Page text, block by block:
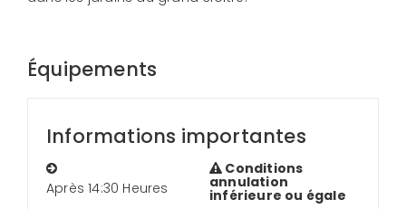
Équipements
Informations importantes
Après 14:30 Heures
Conditions
annulation
inférieure ou égale